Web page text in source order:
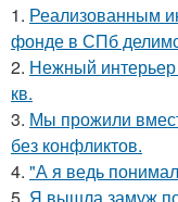
1. Реализованным
фонде в СПб
2. Нежный
кв.
3. Мы прожили
без конфликтов.
4. "А я ведь
5. Я вышла замуж